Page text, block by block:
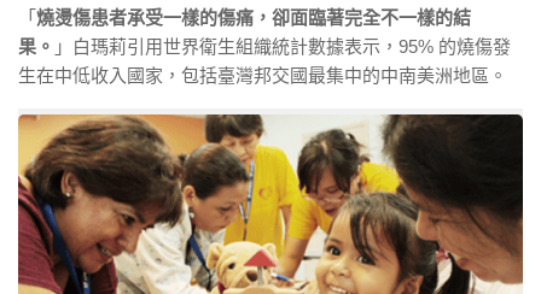
「 燒燙傷患者承受一樣的傷痛，卻面臨著完全不一樣的結
果。 」白瑪莉引用世界衛生組織統計數據表示，95% 的燒傷發
生在中低收入國家，包括臺灣邦交國最集中的中南美洲地區。